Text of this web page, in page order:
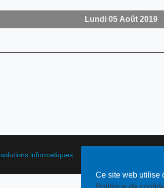
Ce site web utilise
Lundi 05 Août 2019
solutions informatiques